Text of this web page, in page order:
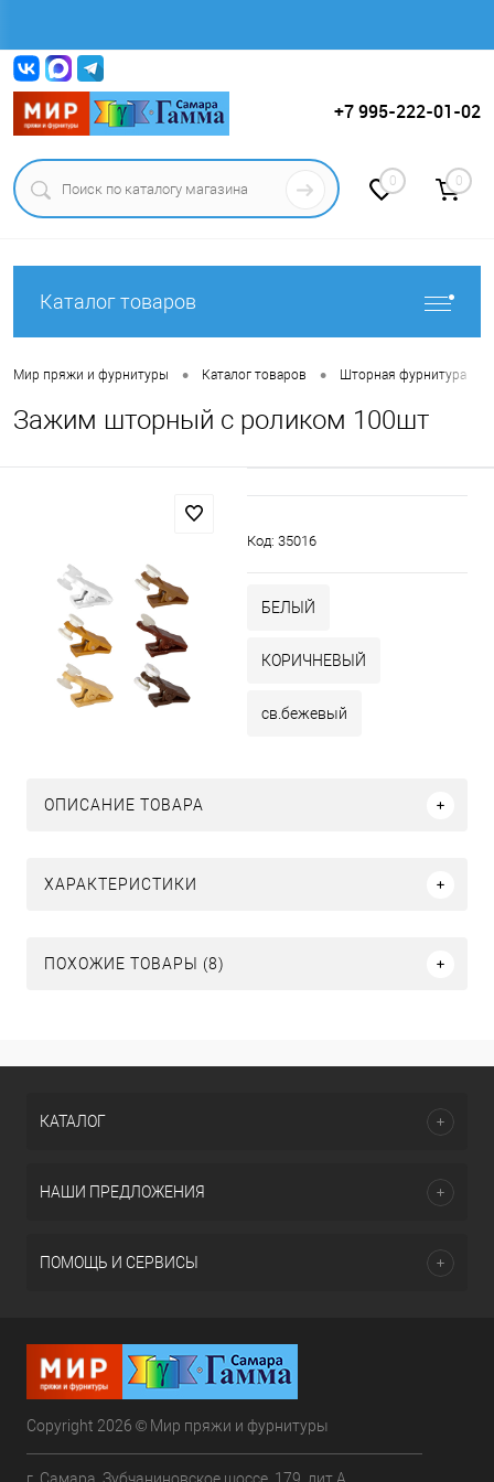
+7 995-222-01-02
0 0
Каталог товаров
Мир пряжи и фурнитуры • Каталог товаров • Шторная фурнитура
Зажим шторный с роликом 100шт
Код: 35016
БЕЛЫЙ
КОРИЧНЕВЫЙ
св.бежевый
ОПИСАНИЕ ТОВАРА
ХАРАКТЕРИСТИКИ
ПОХОЖИЕ ТОВАРЫ (8)
КАТАЛОГ
НАШИ ПРЕДЛОЖЕНИЯ
ПОМОЩЬ И СЕРВИСЫ
Copyright 2026 © Мир пряжи и фурнитуры